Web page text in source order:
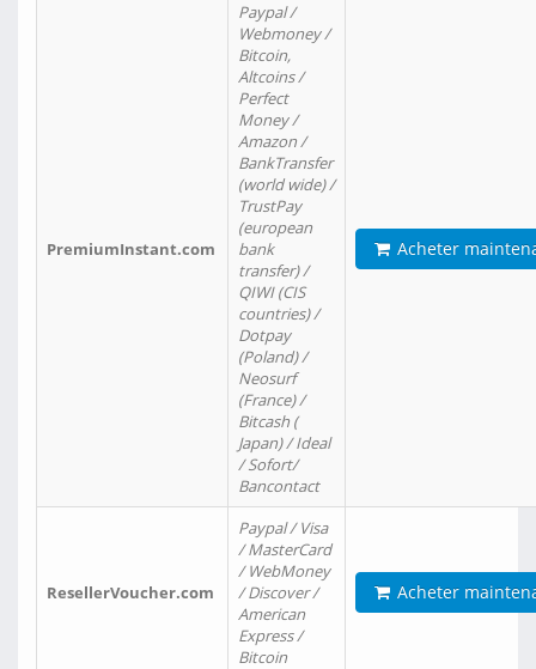
PremiumInstant.com
Paypal /
Webmoney /
Bitcoin,
Altcoins /
Perfect
Money /
Amazon /
BankTransfer
(world wide) /
TrustPay
(european
bank
transfer) /
QIWI (CIS
countries) /
Dotpay
(Poland) /
Neosurf
(France) /
Bitcash (
Japan) / Ideal
/ Sofort/
Bancontact
Acheter
ResellerVoucher.com
Paypal / Visa
/ MasterCard
/ WebMoney
/ Discover /
American
Express /
Bitcoin
Acheter